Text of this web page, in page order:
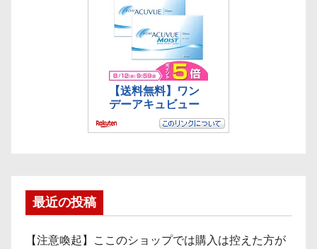
最近の投稿
【注意喚起】ここのショップでは購入は控えた方が